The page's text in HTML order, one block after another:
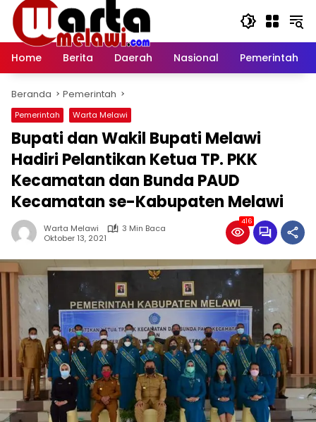
Langsung
konten
Home
Berita Daerah Nasional Pemerintah
Beranda Pemerintah
Pemerintah Warta Melawi
Bupati dan Wakil Bupati Melawi
Hadiri Pelantikan Ketua TP. PKK
Kecamatan dan Bunda PAUD
Kecamatan se-Kabupaten Melawi
Warta Melawi
3 Min Baca
Oktober 13, 2021
416